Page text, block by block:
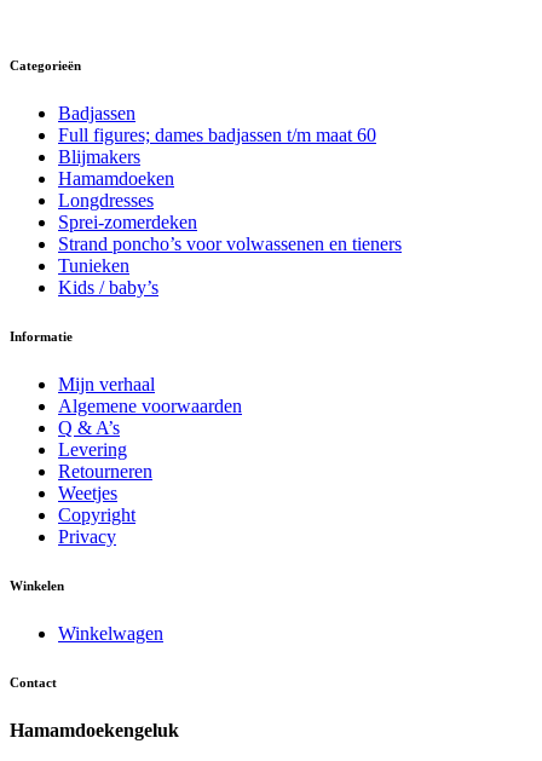
Categorieën
Badjassen
Full figures; dames badjassen t/m maat 60
Blijmakers
Hamamdoeken
Longdresses
Sprei-zomerdeken
Strand poncho’s voor volwassenen en tieners
Tunieken
Kids / baby’s
Informatie
Mijn verhaal
Algemene voorwaarden
Q & A’s
Levering
Retourneren
Weetjes
Copyright
Privacy
Winkelen
Winkelwagen
Contact
Hamamdoekengeluk